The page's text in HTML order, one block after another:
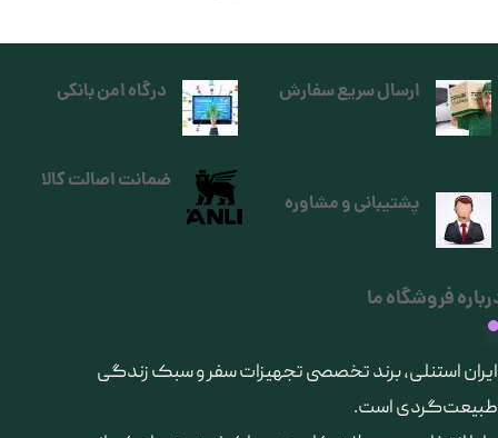
ارسال سریع سفارش
فروشگاه ما
​ایران استنلی، برند تخصصی تجهیزات سفر و سبک زندگی
طبیعت‌گردی است.
درگاه امن بانکی
پشتیبانی و مشاوره
ضمانت اصالت کالا